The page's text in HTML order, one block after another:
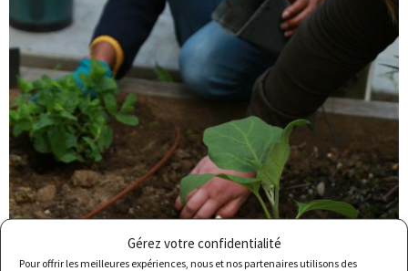
Gérez votre confidentialité
Pour offrir les meilleures expériences, nous et nos partenaires utilisons des